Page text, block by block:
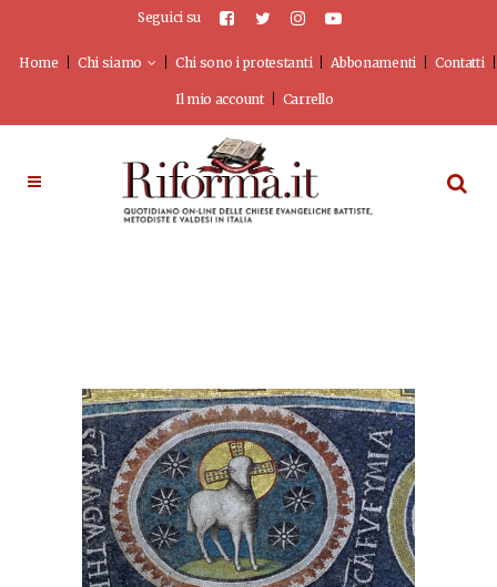
Seguici su
Home Chi siamo Chi sono i protestanti Abbonamenti Contatti
Il mio account Carrello